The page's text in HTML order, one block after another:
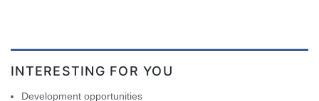
INTERESTING FOR YOU
Development opportunities